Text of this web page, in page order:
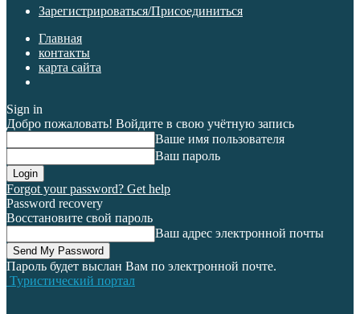
Зарегистрироваться/Присоединиться
Главная
контакты
карта сайта
Sign in
Добро пожаловать! Войдите в свою учётную запись
Ваше имя пользователя
Ваш пароль
Forgot your password? Get help
Password recovery
Восстановите свой пароль
Ваш адрес электронной почты
Пароль будет выслан Вам по электронной почте.
Туристический портал